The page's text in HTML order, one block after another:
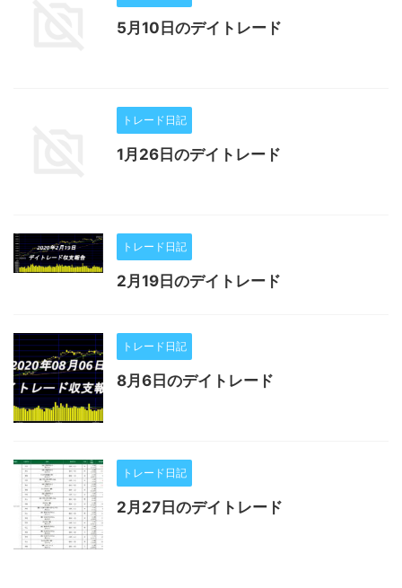
5月10日のデイトレード
トレード日記
1月26日のデイトレード
トレード日記
2月19日のデイトレード
トレード日記
8月6日のデイトレード
トレード日記
2月27日のデイトレード